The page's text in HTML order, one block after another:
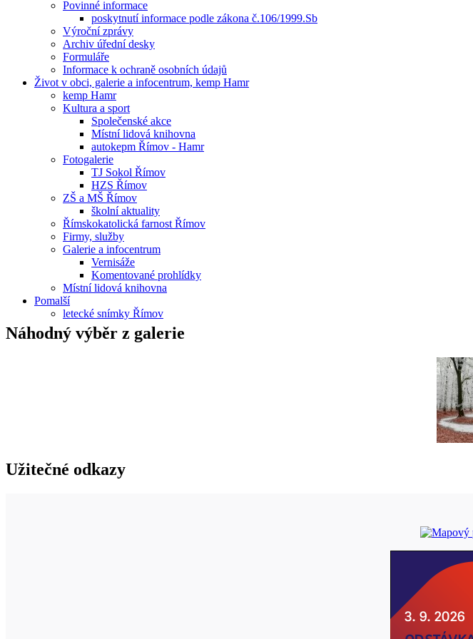
Povinné informace
poskytnutí informace podle zákona č.106/1999.Sb
Výroční zprávy
Archiv úřední desky
Formuláře
Informace k ochraně osobních údajů
Život v obci, galerie a infocentrum, kemp Hamr
kemp Hamr
Kultura a sport
Společenské akce
Místní lidová knihovna
autokepm Římov - Hamr
Fotogalerie
TJ Sokol Římov
HZS Římov
ZŠ a MŠ Římov
školní aktuality
Římskokatolická farnost Římov
Firmy, služby
Galerie a infocentrum
Vernisáže
Komentované prohlídky
Místní lidová knihovna
Pomalší
letecké snímky Římov
Náhodný výběr z galerie
Užitečné odkazy